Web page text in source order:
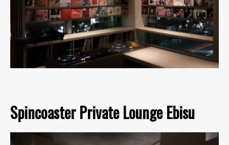
Spincoaster Private Lounge Ebisu